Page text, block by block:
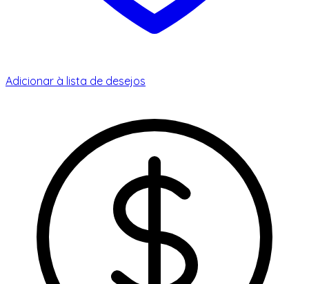
Adicionar à lista de desejos